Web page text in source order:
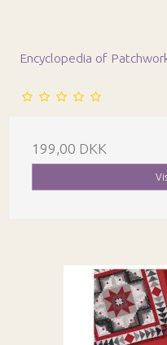
Encyclopedia of
199,00 DKK